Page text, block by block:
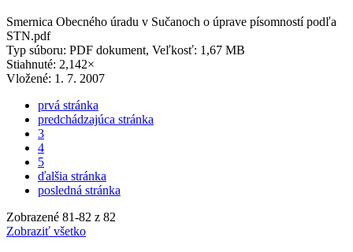
Smernica Obecného úradu v Sučanoch o úprave písomností podľa
STN.pdf
Typ súboru: PDF dokument, Veľkosť: 1,67 MB
Stiahnuté: 2,142×
Vložené: 1. 7. 2007
prvá stránka
predchádzajúca stránka
3
4
5
ďalšia stránka
posledná stránka
Zobrazené 81-82 z 82
Zobraziť všetko